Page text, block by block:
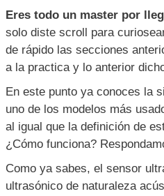
Eres todo un master por
solo diste scroll para
de rápido las secciones
a la practica y lo anterior
En este punto ya conoces la
uno de los modelos más
al igual que la definición de
¿Cómo funciona?
Como ya sabes, el sensor
ultrasónico de naturaleza